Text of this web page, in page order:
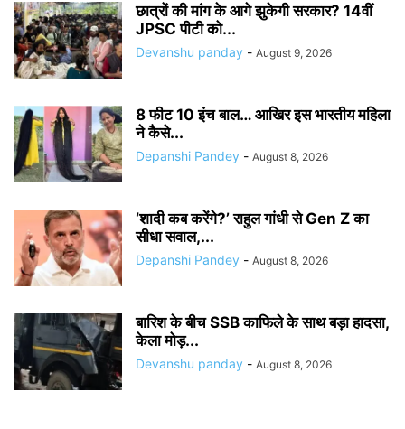
छात्रों की मांग के आगे झुकेगी सरकार? 14वीं
JPSC पीटी को...
Devanshu panday - August 9, 2026
8 फीट 10 इंच बाल… आखिर इस भारतीय महिला
ने कैसे...
Depanshi Pandey - August 8, 2026
‘शादी कब करेंगे?’ राहुल गांधी से Gen Z का
सीधा सवाल,...
Depanshi Pandey - August 8, 2026
बारिश के बीच SSB काफिले के साथ बड़ा हादसा,
केला मोड़...
Devanshu panday - August 8, 2026